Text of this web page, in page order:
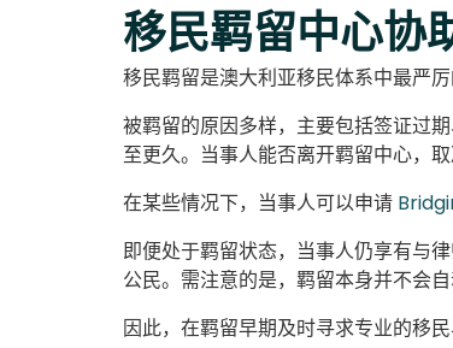
移民羁留中心协
移民羁留是澳大利亚移民体系中最严
被羁留的原因多样，主要包括签证过
至更久。当事人能否离开羁留中心，
在某些情况下，当事人可以申请
即便处于羁留状态，当事人仍享有与
公民。需注意的是，羁留本身并不会
因此，在羁留早期及时寻求专业的移